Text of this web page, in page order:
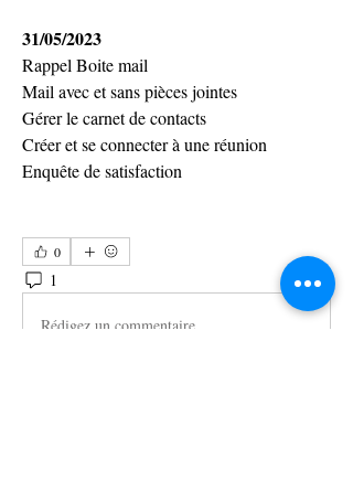
31/05/2023
Rappel Boite mail
Mail avec et sans pièces jointes
Gérer le carnet de contacts
Créer et se connecter à une réunion
Enquête de satisfaction
0
1 14
Rédigez un commentaire...